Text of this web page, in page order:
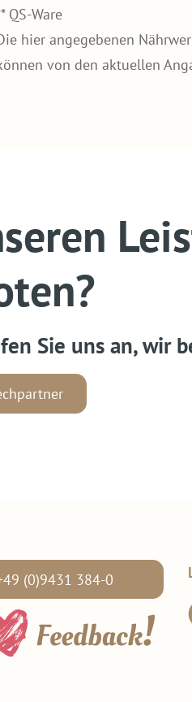
QS-Ware
hier angegebenen
von den aktuellen
Sie uns an, wir
(0)9431 384-0